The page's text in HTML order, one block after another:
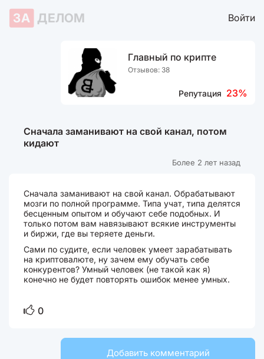
ЗА ДЕЛОМ Войти
Главный по крипте
Отзывов: 38
Репутация 23%
Сначала заманивают на свой канал, потом
кидают
Более 2 лет назад
Сначала заманивают на свой канал. Обрабатывают
мозги по полной программе. Типа учат, типа делятся
бесценным опытом и обучают себе подобных. И
только потом вам навязывают всякие инструменты
и биржи, где вы теряете деньги.
Сами по судите, если человек умеет зарабатывать
на криптовалюте, ну зачем ему обучать себе
конкурентов? Умный человек (не такой как я)
конечно не будет повторять ошибок менее умных.
0
Добавить комментарий